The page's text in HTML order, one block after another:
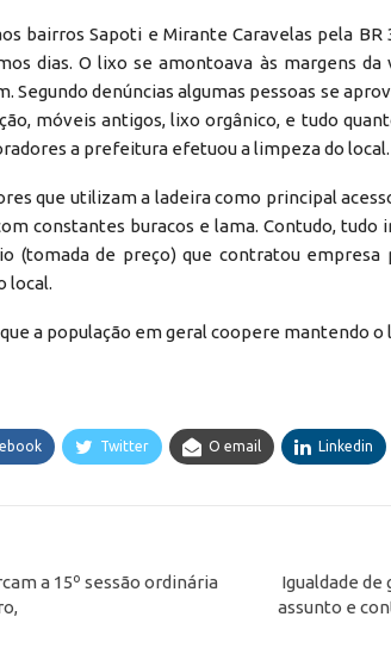
bairros Sapoti e Mirante Caravelas pela
dias. O lixo se amontoava às margens
Segundo denúncias algumas pessoas se
móveis antigos, lixo orgânico, e tudo
a prefeitura efetuou a limpeza do local.
que utilizam a ladeira como principal
constantes buracos e lama. Contudo, tudo
(tomada de preço) que contratou empresa
local.
a população em geral coopere mantendo o
Twitter O email Linkedin
a 15º sessão ordinária
Igualdade
assunto e